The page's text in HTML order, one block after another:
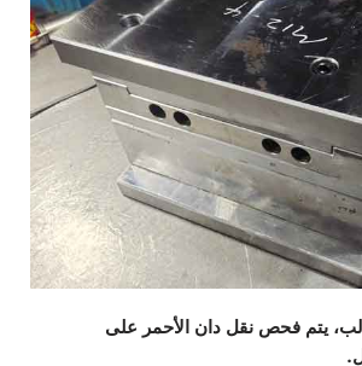
يتم فحص نقل دان الأحمر على